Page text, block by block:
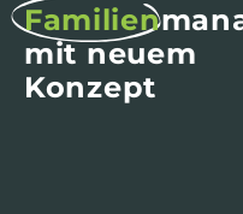
Familien
mit neuem
Konzept